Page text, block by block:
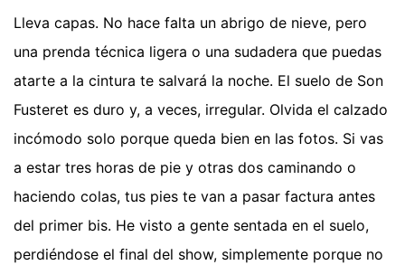
Lleva capas. No hace falta un abrigo de nieve, pero
una prenda técnica ligera o una sudadera que puedas
atarte a la cintura te salvará la noche. El suelo de Son
Fusteret es duro y, a veces, irregular. Olvida el calzado
incómodo solo porque queda bien en las fotos. Si vas
a estar tres horas de pie y otras dos caminando o
haciendo colas, tus pies te van a pasar factura antes
del primer bis. He visto a gente sentada en el suelo,
perdiéndose el final del show, simplemente porque no